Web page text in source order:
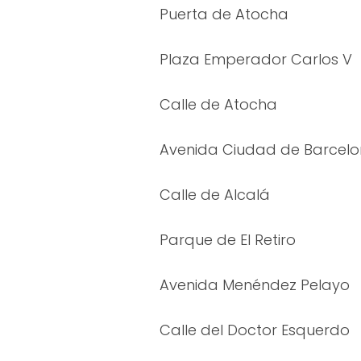
Puerta de Atocha
Plaza Emperador Carlos V
Calle de Atocha
Avenida Ciudad de
Calle de Alcalá
Parque de El Retiro
Avenida Menéndez Pelayo
Calle del Doctor Esquerdo